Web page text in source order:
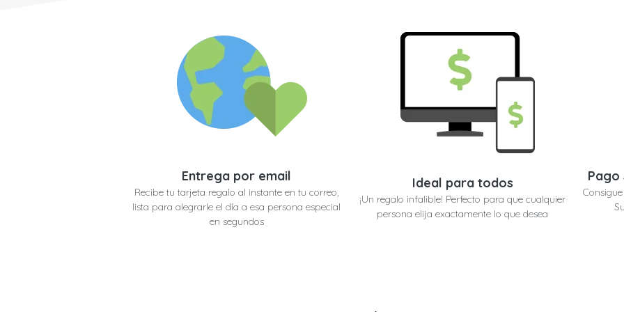
Entrega por email
Recibe tu tarjeta regalo al instante en tu correo,
lista para alegrarle el día a esa persona especial
en segundos
Ideal para todos
¡Un regalo infalible! Perfecto para que cualquier
persona elija exactamente lo que desea